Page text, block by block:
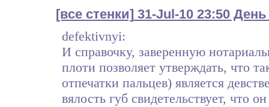
[все стенки] 31-Jul-10 23:50
defektivnyi:
И справочку, заверенную
плоти позволяет утверждать, что
отпечатки пальцев) является
вялость губ свидетельствует, что